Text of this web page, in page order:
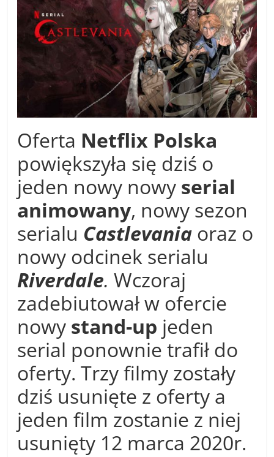
Oferta Netflix Polska
powiększyła się dziś o
jeden nowy nowy serial
animowany, nowy sezon
serialu Castlevania oraz o
nowy odcinek serialu
Riverdale. Wczoraj
zadebiutował w ofercie
nowy stand-up jeden
serial ponownie trafił do
oferty. Trzy filmy zostały
dziś usunięte z oferty a
jeden film zostanie z niej
usunięty 12 marca 2020r.